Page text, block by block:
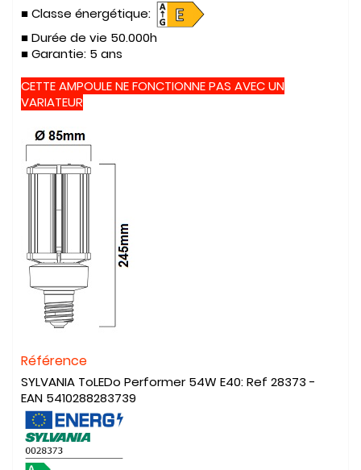
■ Classe énergétique:
■Durée de vie 50.000h
■ Garantie: 5 ans
CETTE AMPOULE NE FONCTIONNE PAS AVEC UN
VARIATEUR
Référence
SYLVANIA ToLEDo Performer 54W E40: Ref 28373 -
EAN 5410288283739